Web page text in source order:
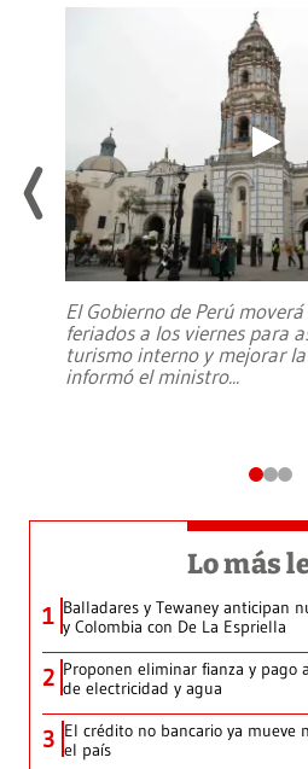
El Gobierno de Perú
feriados a los viernes para
turismo interno y mejorar
informó el ministro...
Lo más
1 Balladares y Tewaney anticipan
y Colombia con De La Espriella
2 Proponen eliminar fianza y pago
de electricidad y agua
3 El crédito no bancario ya mueve
el país